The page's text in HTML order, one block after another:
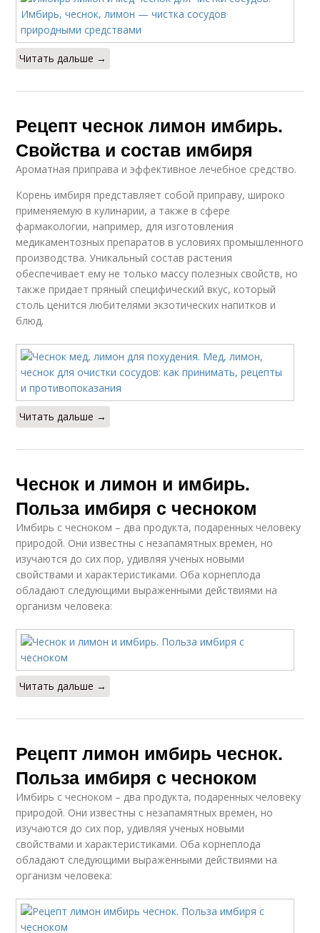
Читать дальше →
Рецепт чеснок лимон имбирь.
Свойства и состав имбиря
Ароматная приправа и эффективное лечебное средство.
Корень имбиря представляет собой приправу, широко
применяемую в кулинарии, а также в сфере
фармакологии, например, для изготовления
медикаментозных препаратов в условиях промышленного
производства. Уникальный состав растения
обеспечивает ему не только массу полезных свойств, но
также придает пряный специфический вкус, который
столь ценится любителями экзотических напитков и
блюд.
Читать дальше →
Чеснок и лимон и имбирь.
Польза имбиря с чесноком
Имбирь с чесноком – два продукта, подаренных человеку
природой. Они известны с незапамятных времен, но
изучаются до сих пор, удивляя ученых новыми
свойствами и характеристиками. Оба корнеплода
обладают следующими выраженными действиями на
организм человека:
Читать дальше →
Рецепт лимон имбирь чеснок.
Польза имбиря с чесноком
Имбирь с чесноком – два продукта, подаренных человеку
природой. Они известны с незапамятных времен, но
изучаются до сих пор, удивляя ученых новыми
свойствами и характеристиками. Оба корнеплода
обладают следующими выраженными действиями на
организм человека: